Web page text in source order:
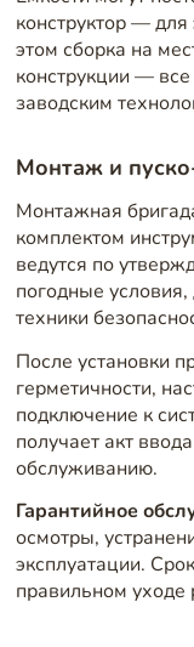
конструктор —
этом сборка на
конструкции —
заводским
Монтаж и
Монтажная
комплектом
ведутся по
погодные условия,
техники
После установки
герметичности,
подключение к
получает акт
обслуживанию.
Гарантийное
осмотры,
эксплуатации.
правильном уходе